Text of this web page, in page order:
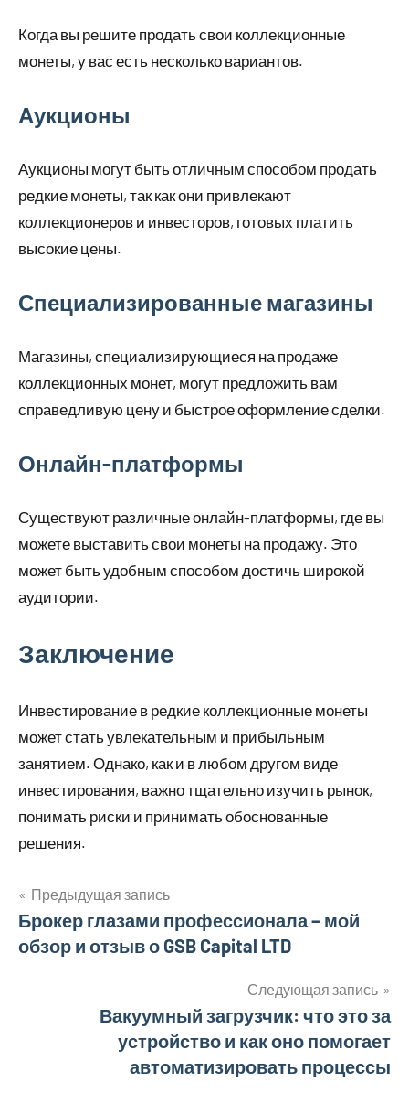
Когда вы решите продать свои коллекционные
монеты, у вас есть несколько вариантов.
Аукционы
Аукционы могут быть отличным способом продать
редкие монеты, так как они привлекают
коллекционеров и инвесторов, готовых платить
высокие цены.
Специализированные магазины
Магазины, специализирующиеся на продаже
коллекционных монет, могут предложить вам
справедливую цену и быстрое оформление сделки.
Онлайн-платформы
Существуют различные онлайн-платформы, где вы
можете выставить свои монеты на продажу. Это
может быть удобным способом достичь широкой
аудитории.
Заключение
Инвестирование в редкие коллекционные монеты
может стать увлекательным и прибыльным
занятием. Однако, как и в любом другом виде
инвестирования, важно тщательно изучить рынок,
понимать риски и принимать обоснованные
решения.
Навигация
по
Предыдущая запись
Брокер глазами профессионала – мой
обзор и отзыв о GSB Capital LTD
Следующая запись
Вакуумный загрузчик: что это за
устройство и как оно помогает
автоматизировать процессы